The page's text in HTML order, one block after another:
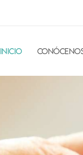
INICIO